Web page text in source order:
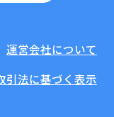
運営会社について
引法に基づく表示